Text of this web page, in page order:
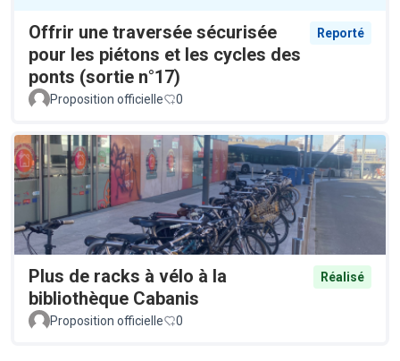
Offrir une traversée sécurisée
pour les piétons et les cycles des
ponts (sortie n°17)
Reporté
Proposition officielle 0
Plus de racks à vélo à la
bibliothèque Cabanis
Réalisé
Proposition officielle 0